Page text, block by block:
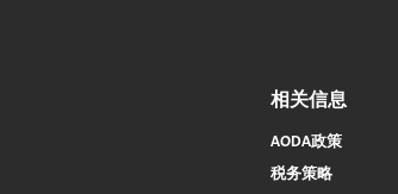
相关信息
AODA政策
税务策略